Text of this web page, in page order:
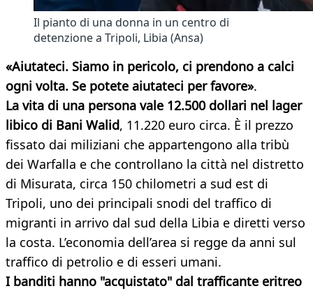
Il pianto di una donna in un centro di
detenzione a Tripoli, Libia (Ansa)
«Aiutateci. Siamo in pericolo, ci prendono a calci
ogni volta. Se potete aiutateci per favore».
La vita di una persona vale 12.500 dollari nel lager
libico di Bani Walid, 11.220 euro circa. È il prezzo
fissato dai miliziani che appartengono alla tribù
dei Warfalla e che controllano la città nel distretto
di Misurata, circa 150 chilometri a sud est di
Tripoli, uno dei principali snodi del traffico di
migranti in arrivo dal sud della Libia e diretti verso
la costa. L’economia dell’area si regge da anni sul
traffico di petrolio e di esseri umani.
I banditi hanno "acquistato" dal trafficante eritreo